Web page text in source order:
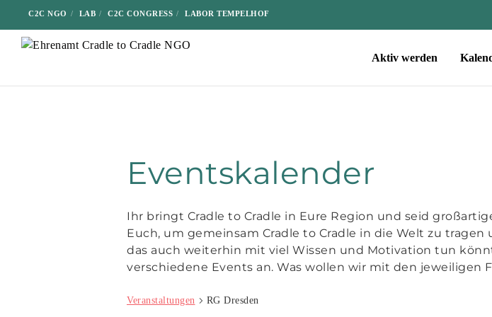
C2C NGO LAB C2C CONGRESS LABOR TEMPELHOF
Aktiv werden
Eventskalender
Ihr bringt Cradle to Cradle in Eure Region und seid
Euch, um gemeinsam Cradle to Cradle in die Welt zu
das auch weiterhin mit viel Wissen und Motivation tun
verschiedene Events an. Was wollen wir mit den
Veranstaltungen RG Dresden